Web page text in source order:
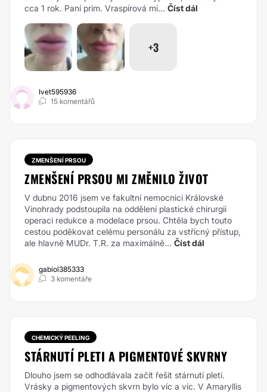
cca 1 rok. Paní prim. Vraspírová mi... Číst dál
+3
Ivet595936
15 komentářů
ZMENŠENÍ PRSOU
ZMENŠENÍ PRSOU MI ZMĚNILO ŽIVOT
V dubnu 2016 jsem ve fakultní nemocnici Královské
Vinohrady podstoupila na oddělení plastické chirurgii
operaci redukce a modelace prsou. Chtěla bych touto
cestou poděkovat celému personálu za vstřícný přístup,
ale hlavně MUDr. T.R. za maximálně... Číst dál
gabiol385333
3 komentáře
CHEMICKÝ PEELING
STÁRNUTÍ PLETI A PIGMENTOVÉ SKVRNY
Dlouho jsem se odhodlávala začít řešit stárnutí pleti.
Vrásky a pigmentových skvrn bylo víc a víc. V Amaryllis